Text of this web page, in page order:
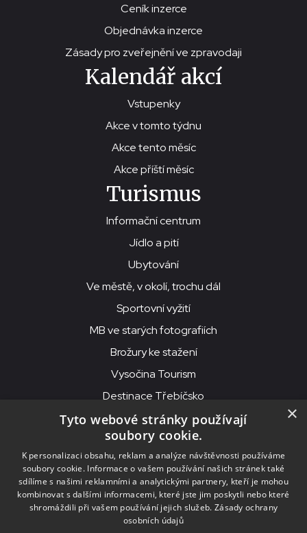
Ceník inzerce
Objednávka inzerce
Zásady pro zveřejnění ve zpravodaji
Kalendář akcí
Vstupenky
Akce v tomto týdnu
Akce tento měsíc
Akce příští měsíc
Turismus
Informační centrum
Jídlo a pití
Ubytování
Ve městě, v okolí, trochu dál
Sportovní vyžití
MB ve starých fotografiích
Brožury ke stažení
Vysočina Tourism
Destinace Třebíčsko
© 2026MKS Beseda Mor. Budějovice
MKS Beseda, příspěvková organizace, Purcnerova 62, 676 02
Moravské Budějovice
IČO: 00091758, DIČ: CZ00091758, ID datové schránky: chjn2kd
×
Tyto webové stránky používají
soubory cookie.
K personalizaci obsahu, reklam a analýze návštěvnosti používáme
soubory cookie. Informace o vašem používání našich stránek také
sdílíme s našimi reklamními a analytickými partnery, kteří je mohou
kombinovat s dalšími informacemi, které jste jim poskytli nebo které
shromáždili při vašem používání jejich služeb. Zásady ochrany
osobních údajů